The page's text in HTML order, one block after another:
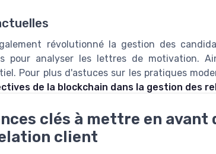
révolutionné la gestion des
pour analyser les lettres de motivation.
Pour plus d'astuces sur les pratiques
de la blockchain dans la gestion des
clés à mettre en avant
client